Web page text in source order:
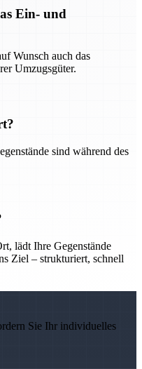
Ein- und
Wunsch auch das
Umzugsgüter.
sind während des
lädt Ihre Gegenstände
Ziel – strukturiert, schnell
Sie Ihr individuelles